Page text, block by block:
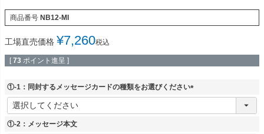
商品番号 NB12-MI
工場直売価格 ¥7,260税込
[ 73 ポイント進呈 ]
①-1：同封するメッセージカードの種類をお選びください
(
①-2：メッセージ本文